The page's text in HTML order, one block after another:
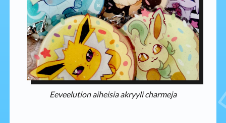
Eeveelution aiheisia akryyli charmeja